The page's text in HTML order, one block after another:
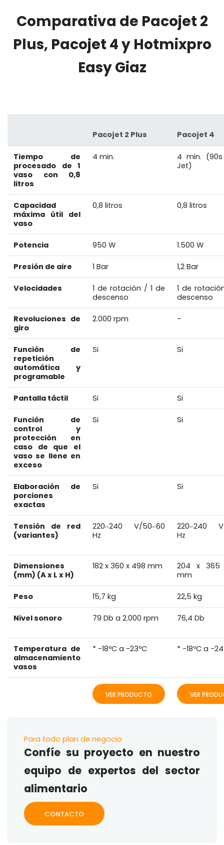
Comparativa de Pacojet 2
Plus, Pacojet 4 y Hotmixpro
Easy Giaz
Pacojet 2 Plus Pacojet 4
Tiempo de
procesado de 1
vaso con 0,8
litros
4 min.
4 min.
Jet)
Capacidad
máxima útil del
vaso
0,8 litros 0,8 litros
Potencia 950 W 1.500 W
Presión de aire 1 Bar 1,2 Bar
Velocidades
1 de rotación / 1 de
descenso
1 de
descenso
Revoluciones de
giro
2.000 rpm -
Función de
repetición
automática y
programable
Si Si
Pantalla táctil Si Si
Función de
control y
protección en
caso de que el
vaso se llene en
exceso
Si Si
Elaboración de
porciones
exactas
Si Si
Tensión de red
(variantes)
220‒240 V/50‒60
Hz
220‒240
Hz
Dimensiones
(mm) (A x L x H)
182 x 360 x 498 mm
204 x 365
mm
Peso 15,7 kg 22,5 kg
Nivel sonoro 79 Db a 2.000 rpm 76,4 Db
Temperatura de
almacenamiento
vasos
* -18ºC a -23ºC * -18ºC a -
VER PRODUCTO VER
Para todo plan de negocio
Confíe su proyecto en nuestro
equipo de expertos del sector
alimentario
CONTACTO